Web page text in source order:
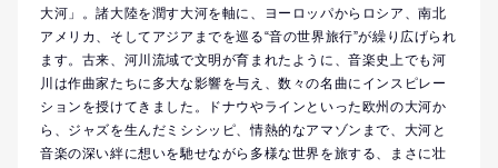
大河」。諸大陸を潤す大河を軸に、ヨーロッパからロシア、南北
アメリカ、そしてアジアまでを巡る“音の世界旅行”が繰り広げられ
ます。古来、河川流域で文明が育まれたように、音楽史上でも河
川は作曲家たちに多大な影響を与え、数々の名曲にインスピレー
ションを授けてきました。ドナウやラインといった欧州の大河か
ら、ジャズを生んだミシシッピ、情熱的なアマゾンまで、大河と
音楽の深い絆に想いを馳せながら多様な世界を旅する、まさに壮